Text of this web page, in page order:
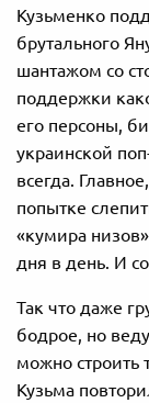
Кузьменко
брутального
шантажом со
поддержки
его персоны,
украинской
всегда.
попытке
«кумира
дня в день. И
Так что даже
бодрое, но
можно строить
Кузьма